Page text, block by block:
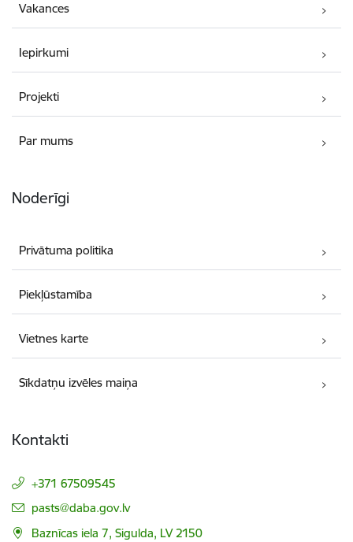
Vakances
Iepirkumi
Projekti
Par mums
Noderīgi
Privātuma politika
Piekļūstamība
Vietnes karte
Sīkdatņu izvēles maiņa
Kontakti
+371 67509545
E-pasts:
pasts@daba.gov.lv
Baznīcas iela 7, Sigulda, LV 2150